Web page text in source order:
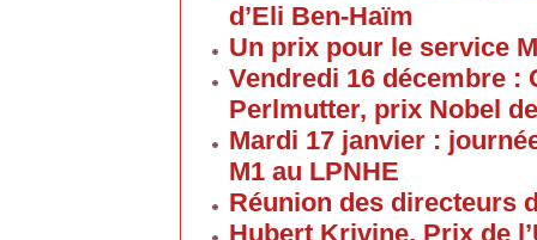
d’Eli Ben-Haïm
Un prix pour le service
Vendredi 16 décembre :
Perlmutter, prix Nobel
Mardi 17 janvier :
M1 au LPNHE
Réunion des directeurs
Hubert Krivine, Prix de